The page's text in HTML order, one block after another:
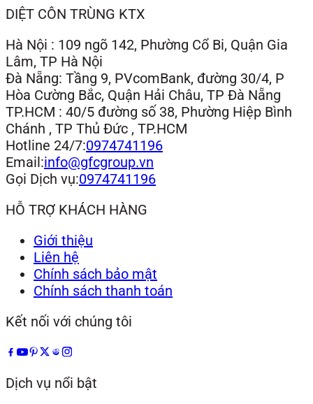
DIỆT CÔN TRÙNG KTX
Hà Nội : 109 ngõ 142, Phường Cổ Bi, Quận Gia
Lâm, TP Hà Nội
Đà Nẵng: Tầng 9, PVcomBank, đường 30/4, P
Hòa Cường Bắc, Quận Hải Châu, TP Đà Nẵng
TP.HCM : 40/5 đường số 38, Phường Hiệp Bình
Chánh , TP Thủ Đức , TP.HCM
Hotline 24/7:0974741196
Email:info@gfcgroup.vn
Gọi Dịch vụ:0974741196
HỖ TRỢ KHÁCH HÀNG
Giới thiệu
Liên hệ
Chính sách bảo mật
Chính sách thanh toán
Kết nối với chúng tôi
Dịch vụ nổi bật